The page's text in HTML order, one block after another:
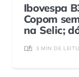
Ibovespa
Copom
na Selic;
3 MIN DE